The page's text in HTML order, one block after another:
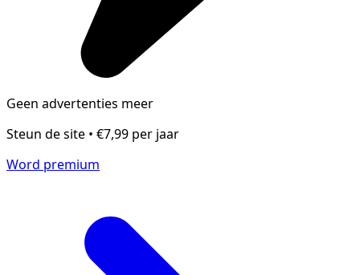
Geen advertenties meer
Steun de site • €7,99 per jaar
Word premium